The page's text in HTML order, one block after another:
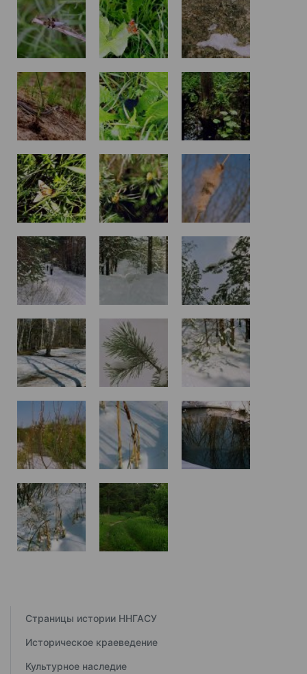
Страницы истории ННГАСУ
Историческое краеведение
Культурное наследие